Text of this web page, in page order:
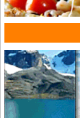
Consultorio Dental
Médicos
Salud: Centros
Cardiología
Médicos Cardiólogos
Médicos